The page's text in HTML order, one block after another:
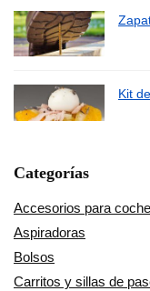
Kit
Categorías
Accesorios para coche
Aspiradoras
Bolsos
Carritos y sillas de